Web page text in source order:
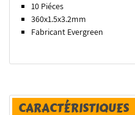
10 Piéces
360x1.5x3.2mm
Fabricant Evergreen
CARACTÉRISTIQUES